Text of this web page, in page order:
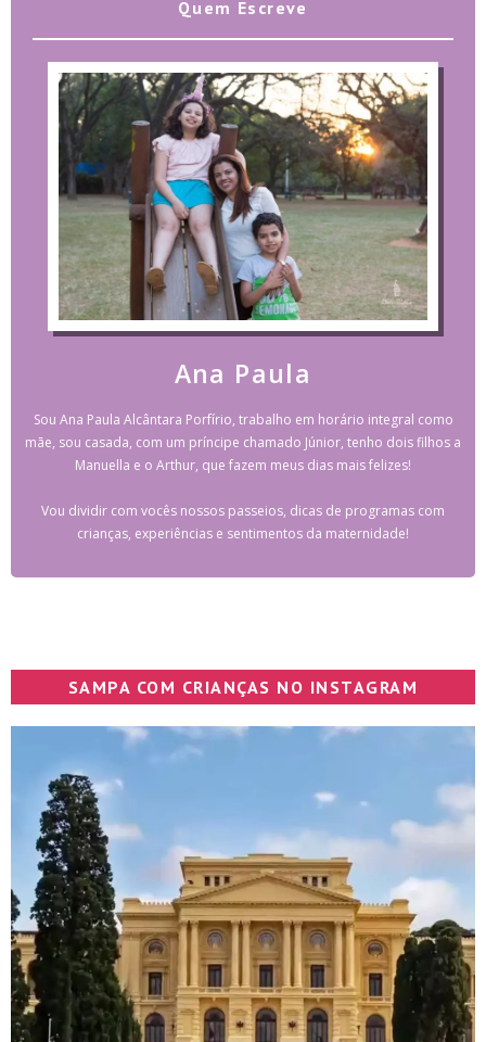
Quem Escreve
Ana Paula
Sou Ana Paula Alcântara Porfírio, trabalho em horário integral como
mãe, sou casada, com um príncipe chamado Júnior, tenho dois filhos a
Manuella e o Arthur, que fazem meus dias mais felizes!
Vou dividir com vocês nossos passeios, dicas de programas com
crianças, experiências e sentimentos da maternidade!
SAMPA COM CRIANÇAS NO INSTAGRAM